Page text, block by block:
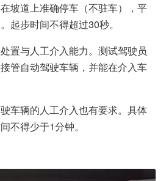
坡道上准确停车（不驻车），平
起步时间不得超过30秒。
置与人工介入能力。测试驾驶员
管自动驾驶车辆，并能在介入车
车辆的人工介入也有要求。具体
不得少于1分钟。